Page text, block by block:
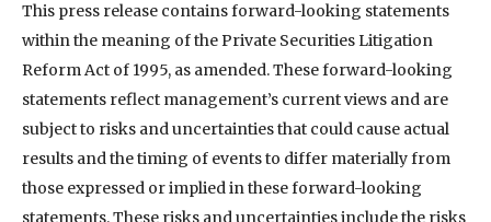
This press release contains forward-looking statements
within the meaning of the Private Securities Litigation
Reform Act of 1995, as amended. These forward-looking
statements reflect management’s current views and are
subject to risks and uncertainties that could cause actual
results and the timing of events to differ materially from
those expressed or implied in these forward-looking
statements. These risks and uncertainties include the risks